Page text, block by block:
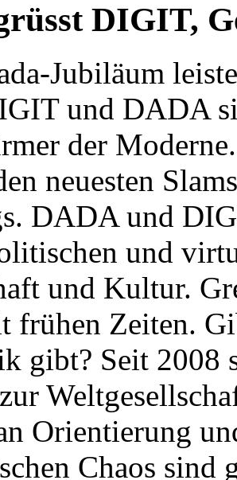
DIGIT,
Jubiläum
und DADA
der
neuesten
DADA und
und
und Kultur.
frühen Zeiten.
gibt? Seit 2008
Orientierung
Chaos sind